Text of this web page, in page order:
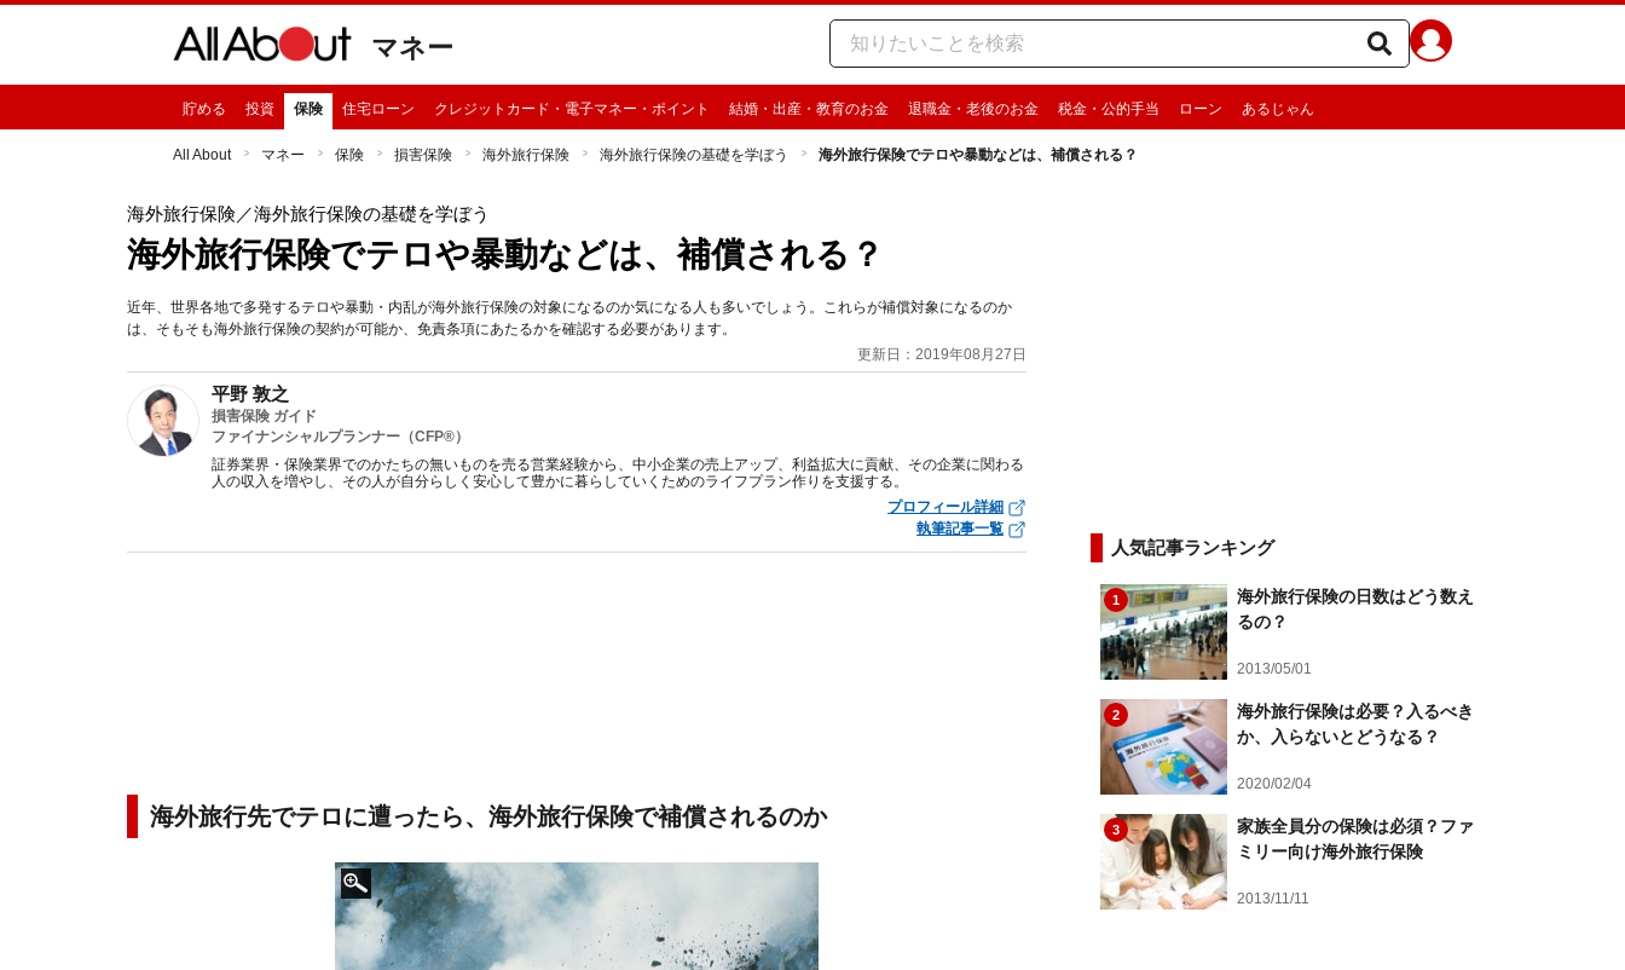
マネー
貯める 投資 保険 住宅ローン クレジットカード・電子マネー・ポイント 結婚・出産・教育のお金 退職金・老後のお金 税金・公的手当 ローン あるじゃん
All About マネー 保険 損害保険 海外旅行保険 海外旅行保険の基礎を学ぼう 海外旅行保険でテロや暴動などは、補償される？
海外旅行保険／海外旅行保険の基礎を学ぼう
海外旅行保険でテロや暴動などは、補償される？
近年、世界各地で多発するテロや暴動・内乱が海外旅行保険の対象になるのか気になる人も多いでしょう。これらが補償対象になるのか
は、そもそも海外旅行保険の契約が可能か、免責条項にあたるかを確認する必要があります。
更新日：2019年08月27日
平野 敦之
損害保険 ガイド
ファイナンシャルプランナー（CFP®）
証券業界・保険業界でのかたちの無いものを売る営業経験から、中小企業の売上アップ、利益拡大に貢献、その企業に関わる
人の収入を増やし、その人が自分らしく安心して豊かに暮らしていくためのライフプラン作りを支援する。
プロフィール詳細
執筆記事一覧
海外旅行先でテロに遭ったら、海外旅行保険で補償されるのか
人気記事ランキング
1
海外旅行保険の日数はどう数え
るの？
2013/05/01
2
海外旅行保険は必要？入るべき
か、入らないとどうなる？
2020/02/04
3
家族全員分の保険は必須？ファ
ミリー向け海外旅行保険
2013/11/11